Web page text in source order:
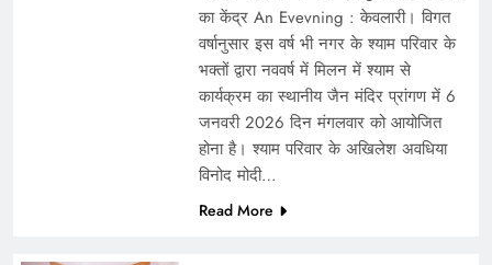
का केंद्र An Evevning : केवलारी। विगत
वर्षानुसार इस वर्ष भी नगर के श्याम परिवार के
भक्तों द्वारा नववर्ष में मिलन में श्याम से
कार्यक्रम का स्थानीय जैन मंदिर प्रांगण में 6
जनवरी 2026 दिन मंगलवार को आयोजित
होना है। श्याम परिवार के अखिलेश अवधिया
विनोद मोदी…
Read More